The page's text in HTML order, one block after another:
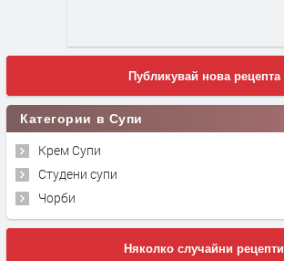
Публикувай нова рецепта
Категории в Супи
Крем Супи
Студени супи
Чорби
Няколко случайни рецепти